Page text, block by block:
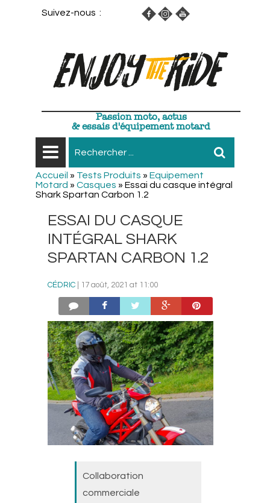
Suivez-nous :
Passion moto, actus
& essais d'équipement motard
Accueil » Tests Produits » Equipement
Motard » Casques » Essai du casque intégral
Shark Spartan Carbon 1.2
ESSAI DU CASQUE
INTÉGRAL SHARK
SPARTAN CARBON 1.2
CÉDRIC | 17 août, 2021 at 11:00
Collaboration
commerciale